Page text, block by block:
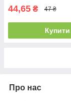
44,65 ₴ 47 ₴
Купити
Про нас